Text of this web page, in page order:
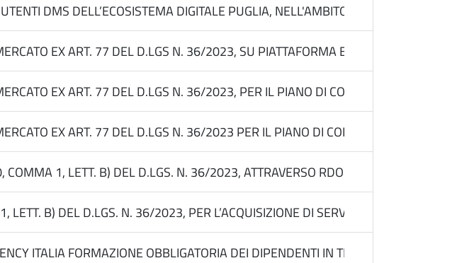
DMS DELL’ECOSISTEMA DIGITALE PUGLIA, NELL'AMBITO TURISMO-
EX ART. 77 DEL D.LGS N. 36/2023, SU PIATTAFORMA EMPULIA PER L’
EX ART. 77 DEL D.LGS N. 36/2023, PER IL PIANO DI COMUNICAZIONE
EX ART. 77 DEL D.LGS N. 36/2023 PER IL PIANO DI COMUNICAZIONE
COMMA 1, LETT. B) DEL D.LGS. N. 36/2023, ATTRAVERSO RDO MEPA -
B) DEL D.LGS. N. 36/2023, PER L’ACQUISIZIONE DI SERVIZI DI
ITALIA FORMAZIONE OBBLIGATORIA DEI DIPENDENTI IN TEMA DI